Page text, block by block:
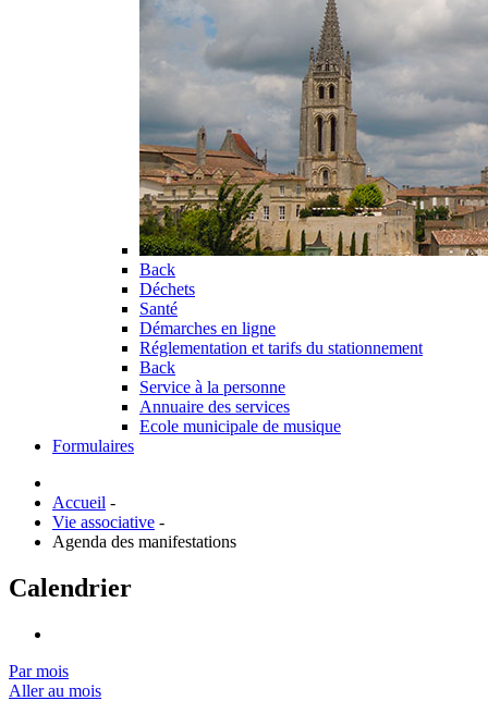
Back
Déchets
Santé
Démarches en ligne
Réglementation et tarifs du stationnement
Back
Service à la personne
Annuaire des services
Ecole municipale de musique
Formulaires
Accueil -
Vie associative -
Agenda des manifestations
Calendrier
Par mois
Aller au mois